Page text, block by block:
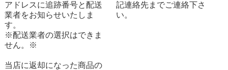
アドレスに追跡番号と配送
業者をお知らせいたしま
す。
※配送業者の選択はできま
せん。※
当店に返却になった商品の
記連絡先までご連絡下さ
い。